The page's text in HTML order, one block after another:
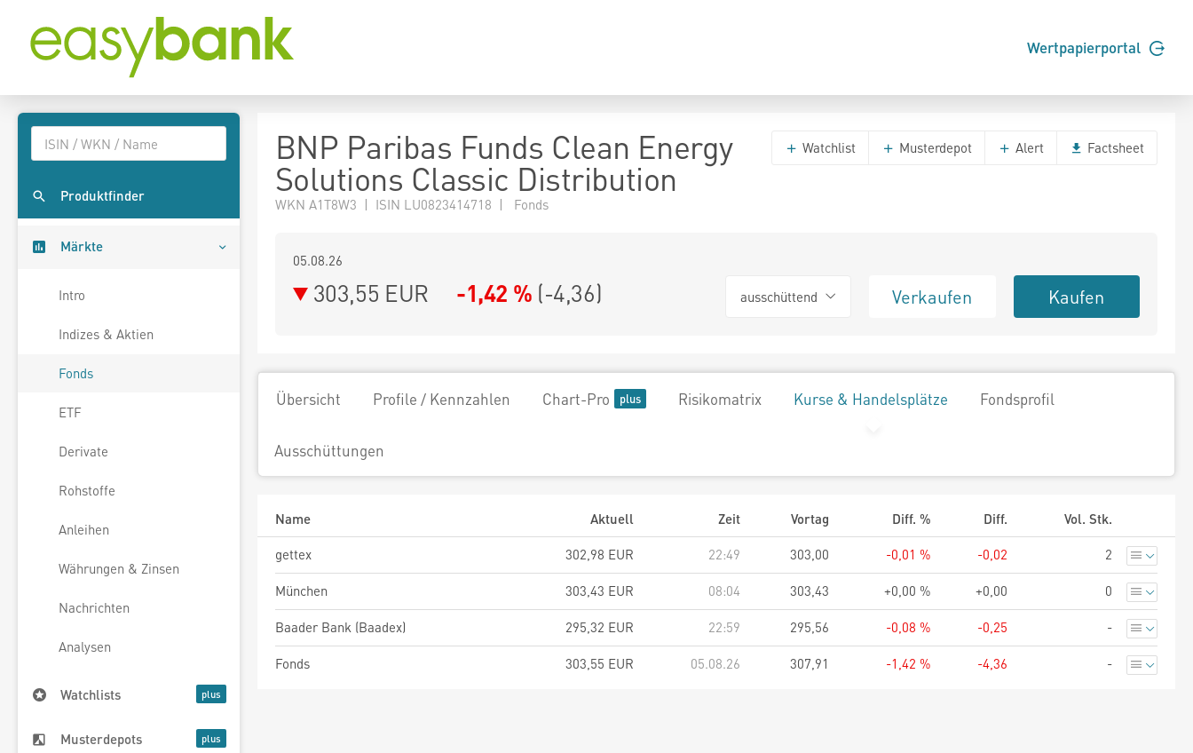
Wertpapierportal
Produktfinder
Märkte
Intro
Indizes & Aktien
Fonds
ETF
Derivate
Rohstoffe
Anleihen
Währungen & Zinsen
Nachrichten
Analysen
Watchlists
Musterdepots
BNP Paribas Funds Clean Energy
Solutions Classic Distribution
WKN A1T8W3 | ISIN LU0823414718 | Fonds
Watchlist Musterdepot Alert Factsheet
05.08.26
303,55 EUR -1,42 % (-4,36) ausschüttend Verkaufen Kaufen
Übersicht Profile / Kennzahlen Chart-Pro Risikomatrix Kurse & Handelsplätze Fondsprofil
Ausschüttungen
Name Aktuell Zeit Vortag Diff. % Diff.
Vol. Stk.
gettex
302,98 EUR 22:49 303,00 -0,01 % -0,02 2
München 303,43 EUR 08:04 303,43 +0,00 % +0,00 0
Baader Bank (Baadex) 295,32 EUR 22:59 295,56 -0,08 % -0,25 -
Fonds 303,55 EUR 05.08.26 307,91 -1,42 % -4,36 -